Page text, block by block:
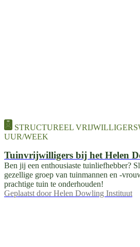
STRUCTUREEL
UUR/WEEK
Tuinvrijwilligers bij het Helen
Ben jij een enthousiaste tuinliefhebber?
gezellige groep van tuinmannen en -
prachtige tuin te onderhouden!
Geplaatst door Helen Dowling Instituut